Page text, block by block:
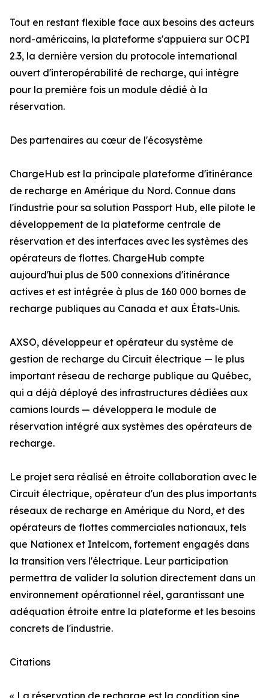
Tout en restant flexible face aux besoins des acteurs
nord-américains, la plateforme s'appuiera sur OCPI
2.3, la dernière version du protocole international
ouvert d'interopérabilité de recharge, qui intègre
pour la première fois un module dédié à la
réservation.
Des partenaires au cœur de l'écosystème
ChargeHub est la principale plateforme d'itinérance
de recharge en Amérique du Nord. Connue dans
l'industrie pour sa solution Passport Hub, elle pilote le
développement de la plateforme centrale de
réservation et des interfaces avec les systèmes des
opérateurs de flottes. ChargeHub compte
aujourd'hui plus de 500 connexions d'itinérance
actives et est intégrée à plus de 160 000 bornes de
recharge publiques au Canada et aux États-Unis.
AXSO, développeur et opérateur du système de
gestion de recharge du Circuit électrique — le plus
important réseau de recharge publique au Québec,
qui a déjà déployé des infrastructures dédiées aux
camions lourds — développera le module de
réservation intégré aux systèmes des opérateurs de
recharge.
Le projet sera réalisé en étroite collaboration avec le
Circuit électrique, opérateur d'un des plus importants
réseaux de recharge en Amérique du Nord, et des
opérateurs de flottes commerciales nationaux, tels
que Nationex et Intelcom, fortement engagés dans
la transition vers l'électrique. Leur participation
permettra de valider la solution directement dans un
environnement opérationnel réel, garantissant une
adéquation étroite entre la plateforme et les besoins
concrets de l'industrie.
Citations